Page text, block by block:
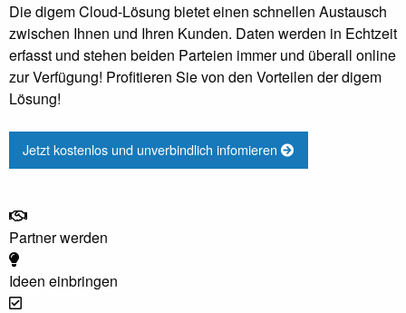
Die digem Cloud-Lösung bietet einen schnellen Austausch
zwischen Ihnen und Ihren Kunden. Daten werden in Echtzeit
erfasst und stehen beiden Parteien immer und überall online
zur Verfügung! Profitieren Sie von den Vorteilen der digem
Lösung!
Jetzt kostenlos und unverbindlich infomieren
Partner werden
Ideen einbringen